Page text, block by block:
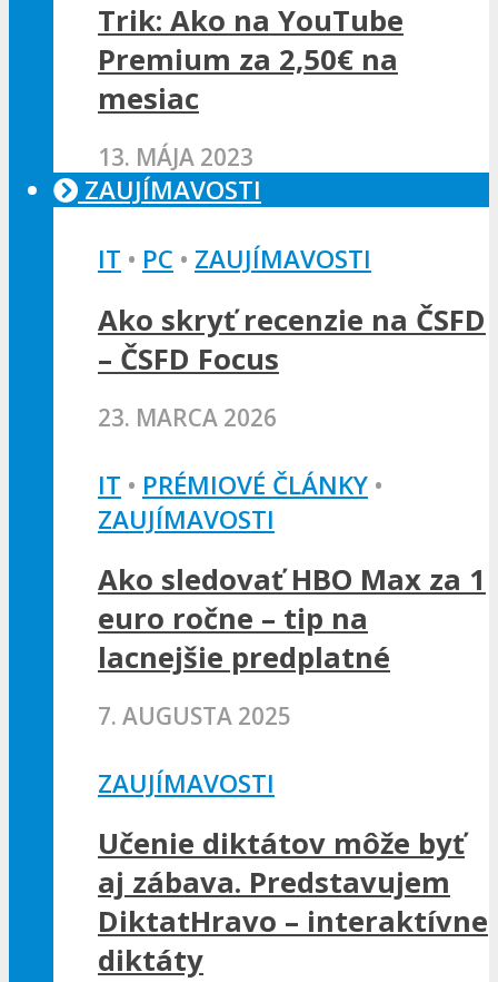
Trik: Ako na YouTube
Premium za 2,50€ na
mesiac
13. MÁJA 2023
ZAUJÍMAVOSTI
IT • PC • ZAUJÍMAVOSTI
Ako skryť recenzie na ČSFD
– ČSFD Focus
23. MARCA 2026
IT • PRÉMIOVÉ ČLÁNKY •
ZAUJÍMAVOSTI
Ako sledovať HBO Max za 1
euro ročne – tip na
lacnejšie predplatné
7. AUGUSTA 2025
ZAUJÍMAVOSTI
Učenie diktátov môže byť
aj zábava. Predstavujem
DiktatHravo – interaktívne
diktáty